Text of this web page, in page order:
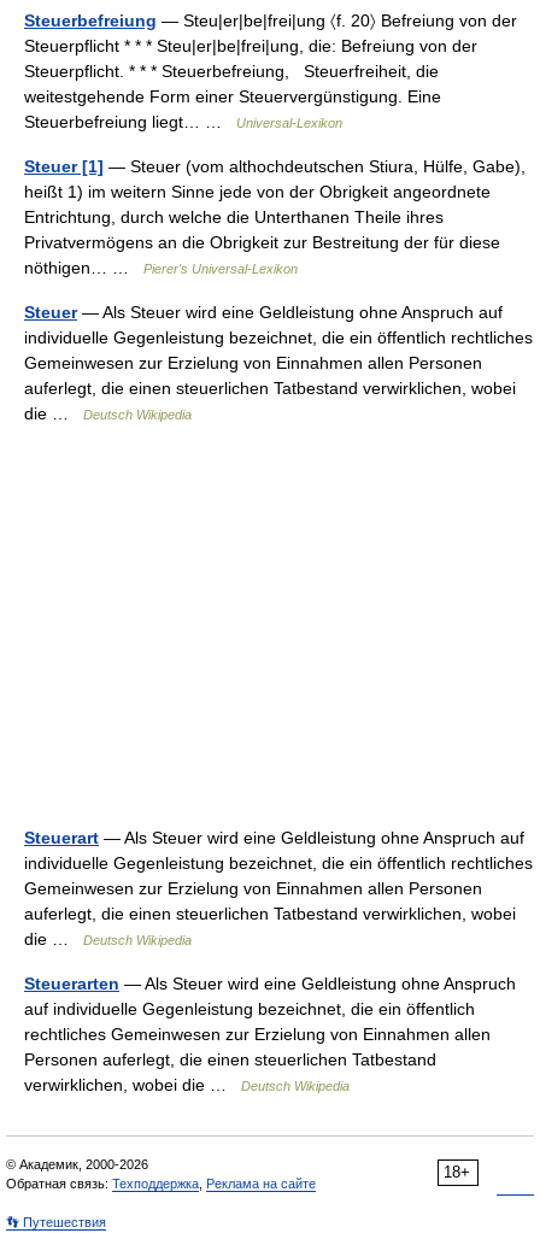
Steuerbefreiung — Steu|er|be|frei|ung 〈f. 20〉 Befreiung von der
Steuerpflicht * * * Steu|er|be|frei|ung, die: Befreiung von der
Steuerpflicht. * * * Steuerbefreiung, Steuerfreiheit, die
weitestgehende Form einer Steuervergünstigung. Eine
Steuerbefreiung liegt… …
Universal-Lexikon
Steuer [1] — Steuer (vom althochdeutschen Stiura, Hülfe, Gabe),
heißt 1) im weitern Sinne jede von der Obrigkeit angeordnete
Entrichtung, durch welche die Unterthanen Theile ihres
Privatvermögens an die Obrigkeit zur Bestreitung der für diese
nöthigen… …
Pierer's Universal-Lexikon
Steuer— Als Steuer wird eine Geldleistung ohne Anspruch auf
individuelle Gegenleistung bezeichnet, die ein öffentlich rechtliches
Gemeinwesen zur Erzielung von Einnahmen allen Personen
auferlegt, die einen steuerlichen Tatbestand verwirklichen, wobei
die …
Deutsch Wikipedia
Steuerart — Als Steuer wird eine Geldleistung ohne Anspruch auf
individuelle Gegenleistung bezeichnet, die ein öffentlich rechtliches
Gemeinwesen zur Erzielung von Einnahmen allen Personen
auferlegt, die einen steuerlichen Tatbestand verwirklichen, wobei
die …
Deutsch Wikipedia
Steuerarten — Als Steuer wird eine Geldleistung ohne Anspruch
auf individuelle Gegenleistung bezeichnet, die ein öffentlich
rechtliches Gemeinwesen zur Erzielung von Einnahmen allen
Personen auferlegt, die einen steuerlichen Tatbestand
verwirklichen, wobei die …
Deutsch Wikipedia
18+
© Академик, 2000-2026
Обратная связь: Техподдержка Реклама на сайте
👣 Путешествия